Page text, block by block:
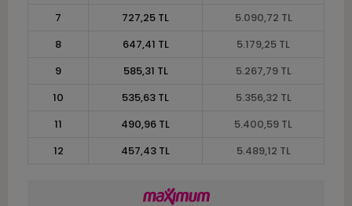
7
727,25 TL
5.090,72 TL
8
647,41 TL
5.179,25 TL
9
585,31 TL
5.267,79 TL
10
535,63 TL
5.356,32 TL
11
490,96 TL
5.400,59 TL
12
457,43 TL 5.489,12 TL